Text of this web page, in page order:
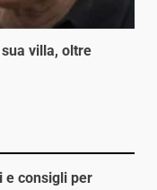
villa, oltre
e consigli per